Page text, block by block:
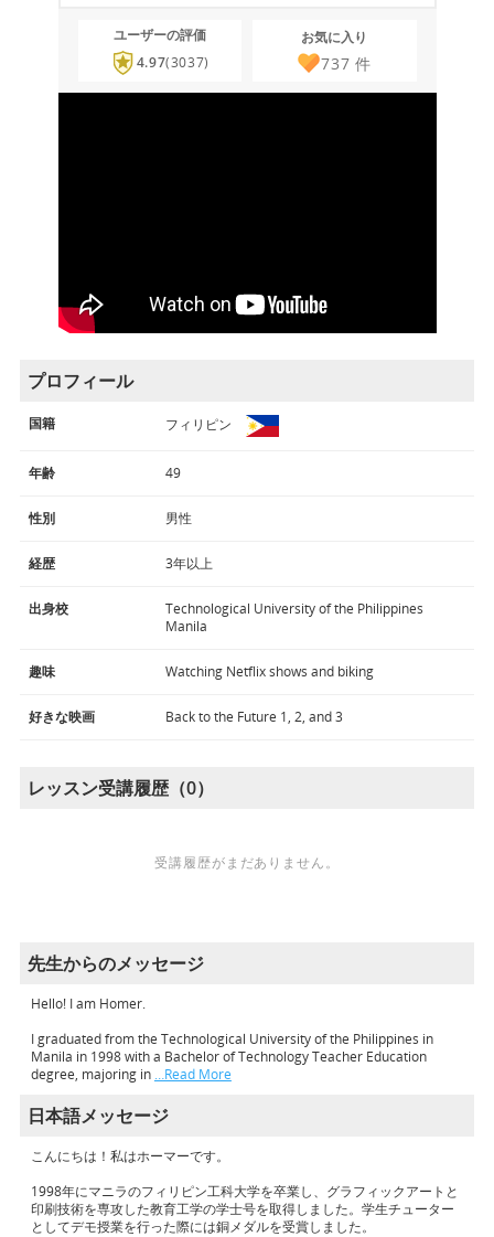
ユーザーの評価
4.97(3037)
お気に入り
737 件
プロフィール
国籍 フィリピン
年齢 49
性別 男性
経歴 3年以上
出身校
Technological University of the Philippines
Manila
趣味 Watching Netflix shows and biking
好きな映画 Back to the Future 1, 2, and 3
レッスン受講履歴（0）
受講履歴がまだありません。
先生からのメッセージ
Hello! I am Homer.
I graduated from the Technological University of the Philippines in
Manila in 1998 with a Bachelor of Technology Teacher Education
degree, majoring in …Read More
日本語メッセージ
こんにちは！私はホーマーです。
1998年にマニラのフィリピン工科大学を卒業し、グラフィックアートと
印刷技術を専攻した教育工学の学士号を取得しました。学生チューター
としてデモ授業を行った際には銅メダルを受賞しました。